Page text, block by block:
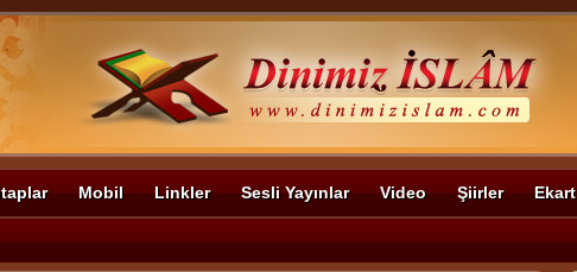
Mobil Linkler Sesli Yayınlar Video Şiirler Ekart